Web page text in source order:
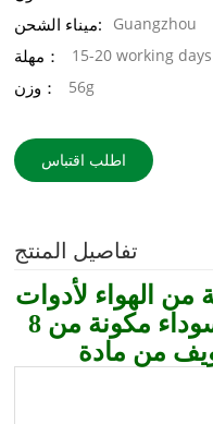
ميناء الشحن: Guangzhou
مهلة： 15-20 working days
وزن： 56g
اطلب اقتباس
تفاصيل المنتج
من الهواء لأدوات
طبية بلاستيكية شفافة/سوداء مكونة من 8